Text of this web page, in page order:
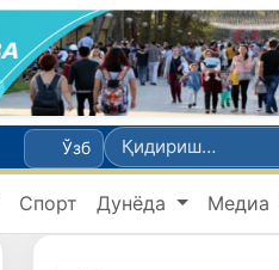
Ўзб
Спорт Дунёда Медиа